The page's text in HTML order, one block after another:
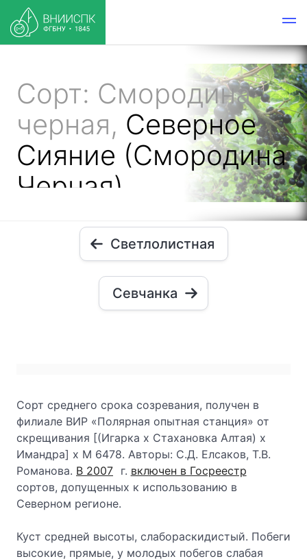
Сорт: Смородина
черная, Северное
Сияние (Смородина
Черная)
Светлолистная
Севчанка
Сорт среднего срока созревания, получен в
филиале ВИР «Полярная опытная станция» от
скрещивания [(Игарка х Стахановка Алтая) х
Имандра] х М 6478. Авторы: С.Д. Елсаков, Т.В.
Романова. В 2007 г. включен в Госреестр
сортов, допущенных к использованию в
Северном регионе.
Куст средней высоты, слабораскидистый. Побеги
высокие, прямые, у молодых побегов слабая